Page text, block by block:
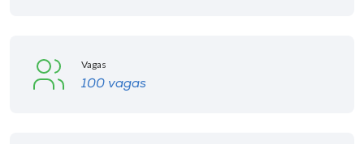
Vagas
100 vagas